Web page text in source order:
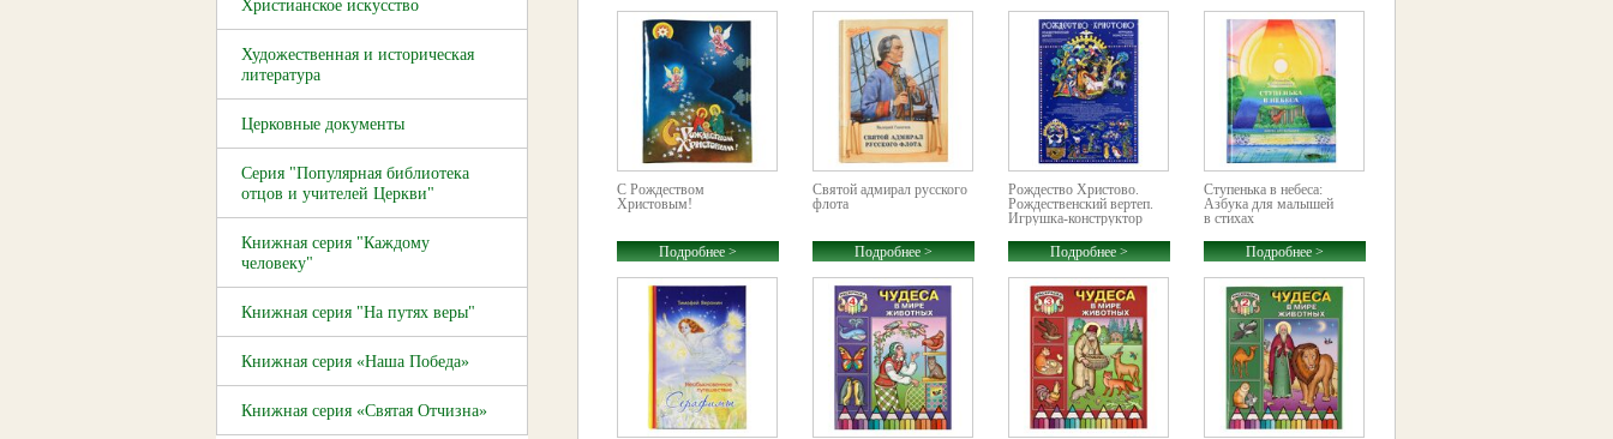
Христианское искусство
Художественная и историческая
литература
Церковные документы
Серия "Популярная библиотека
отцов и учителей Церкви"
Книжная серия "Каждому
человеку"
Книжная серия "На путях веры"
Книжная серия «Наша Победа»
Книжная серия «Святая Отчизна»
С Рождеством
Христовым!
Подробнее >
Святой адмирал русского
флота
Подробнее >
Рождество Христово.
Рождественский вертеп.
Игрушка-конструктор
Подробнее >
Ступенька в небеса:
Азбука для малышей
в стихах
Подробнее >